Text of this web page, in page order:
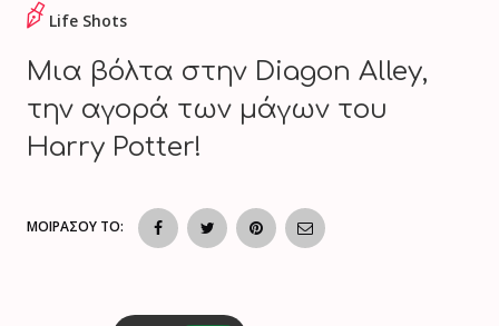
Life Shots
Mια βόλτα στην Diagon Alley,
την αγορά των μάγων του
Harry Potter!
ΜΟΙΡΑΣΟΥ ΤΟ: